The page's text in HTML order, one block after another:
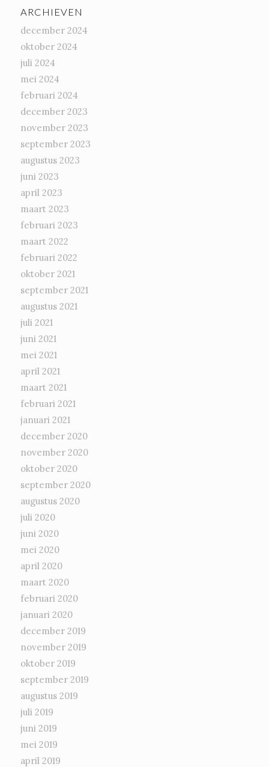
ARCHIEVEN
december 2024
oktober 2024
juli 2024
mei 2024
februari 2024
december 2023
november 2023
september 2023
augustus 2023
juni 2023
april 2023
maart 2023
februari 2023
maart 2022
februari 2022
oktober 2021
september 2021
augustus 2021
juli 2021
juni 2021
mei 2021
april 2021
maart 2021
februari 2021
januari 2021
december 2020
november 2020
oktober 2020
september 2020
augustus 2020
juli 2020
juni 2020
mei 2020
april 2020
maart 2020
februari 2020
januari 2020
december 2019
november 2019
oktober 2019
september 2019
augustus 2019
juli 2019
juni 2019
mei 2019
april 2019